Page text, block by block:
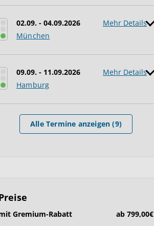
02.09. - 04.09.2026
München
Mehr Details
09.09. - 11.09.2026
Hamburg
Mehr Details
Alle Termine anzeigen (9)
Gremium-Rabatt
ab 799,00€